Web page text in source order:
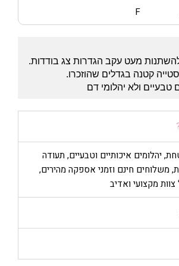
F
מעט עקב הגדרות צג בודדות.
קטנה בגדלים שהוזכרו.
טבעיים ולא יהלומי דם
מאובטחת, יהלומים איכותיים וטבעיים, תעודה
משלוחים חינם וזמני אספקה מהירים,
מקצועי ואדיב